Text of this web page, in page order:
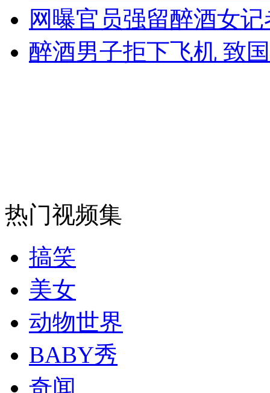
纽约上演“枕头大战”
司机酒驾遇交警 急速倒车逃窜
网曝官员强留醉酒女
醉酒男子拒下飞机 致
热门视频集
搞笑
美女
动物世界
BABY秀
奇闻